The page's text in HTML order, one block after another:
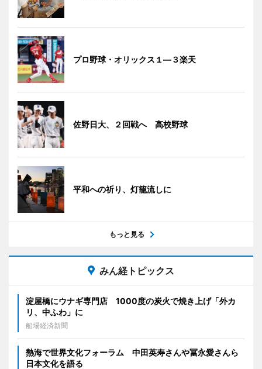
プロ野球・オリックス１―３楽天
佐野日大、２回戦へ 高校野球
平和への祈り、灯籠流しに
もっと見る
みん経トピックス
淀屋橋にウナギ専門店 1000度の炭火で焼き上げ「外カ
リ、中ふわ」に
船場経済新聞
熱海で世界文化フォーラム 中田英寿さんや冨永愛さんら
日本文化を語る